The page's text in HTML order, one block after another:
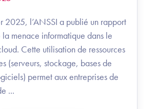
2025, l’ANSSI a publié un rapport
la menace informatique dans le
Cette utilisation de ressources
(serveurs, stockage, bases de
permet aux entreprises de
...